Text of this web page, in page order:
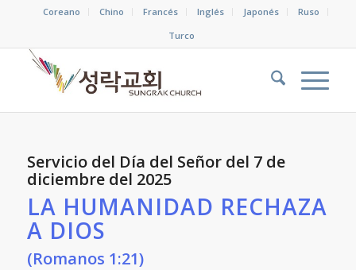
Coreano Chino Francés Inglés Japonés
Ruso
Turco
Servicio del Día del Señor del 7 de
diciembre del 2025
LA HUMANIDAD RECHAZA
A DIOS
(Romanos 1:21)